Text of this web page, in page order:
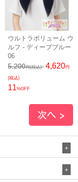
ウルトラボリューム ウ
ルフ - ディープブルー
06
5,200円(税込) 4,620円
(税込)
11%OFF